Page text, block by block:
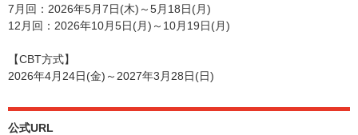
7月回：2026年5月7日(木)～5月18日(月)
12月回：2026年10月5日(月)～10月19日(月)
【CBT方式】
2026年4月24日(金)～2027年3月28日(日)
公式URL